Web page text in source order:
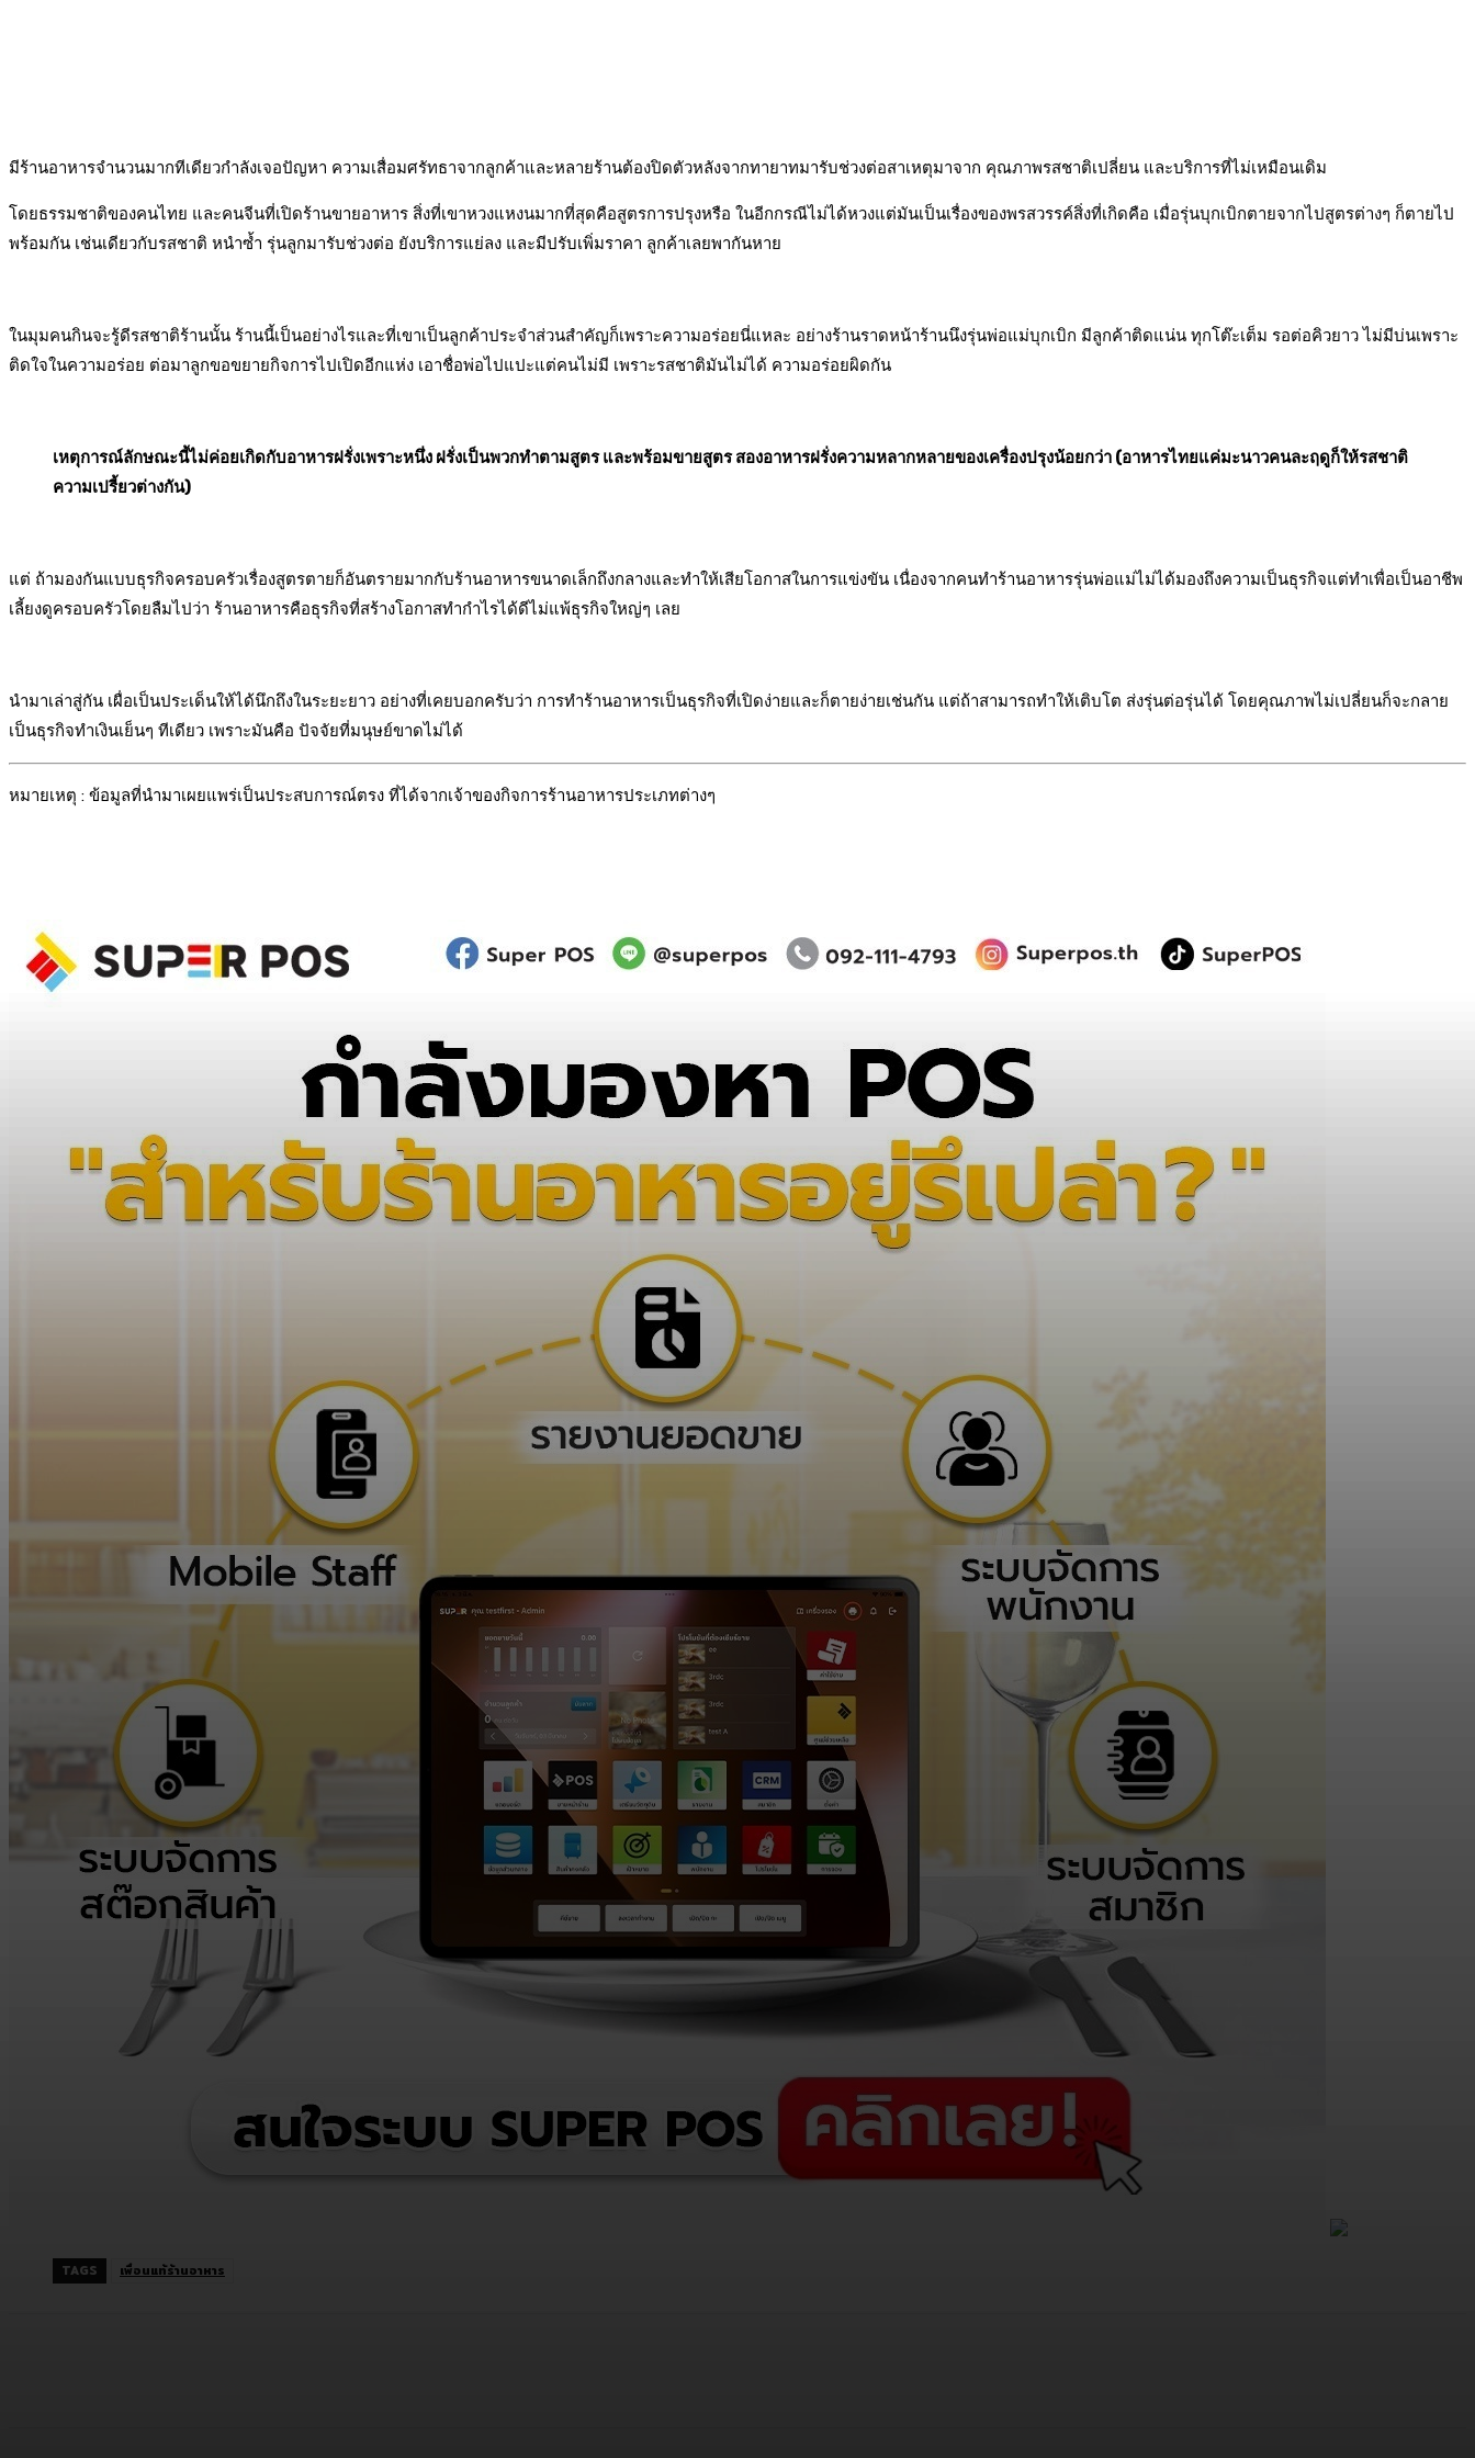
มีร้านอาหารจำนวนมากทีเดียวกำลังเจอปัญหา ความเสื่อมศรัทธาจากลูกค้าและหลายร้านต้องปิดตัวหลังจากทายาทมารับช่วงต่อสาเหตุมาจาก คุณภาพรสชาติเปลี่ยน และบริการที่ไม่เหมือนเดิม
โดยธรรมชาติของคนไทย และคนจีนที่เปิดร้านขายอาหาร สิ่งที่เขาหวงแหงนมากที่สุดคือสูตรการปรุงหรือ ในอีกกรณีไม่ได้หวงแต่มันเป็นเรื่องของพรสวรรค์สิ่งที่เกิดคือ เมื่อรุ่นบุกเบิกตายจากไปสูตรต่างๆ ก็ตายไป
พร้อมกัน เช่นเดียวกับรสชาติ หนำซ้ำ รุ่นลูกมารับช่วงต่อ ยังบริการแย่ลง และมีปรับเพิ่มราคา ลูกค้าเลยพากันหาย
ในมุมคนกินจะรู้ดีรสชาติร้านนั้น ร้านนี้เป็นอย่างไรและที่เขาเป็นลูกค้าประจำส่วนสำคัญก็เพราะความอร่อยนี่แหละ อย่างร้านราดหน้าร้านนึงรุ่นพ่อแม่บุกเบิก มีลูกค้าติดแน่น ทุกโต๊ะเต็ม รอต่อคิวยาว ไม่มีบ่นเพราะ
ติดใจในความอร่อย ต่อมาลูกขอขยายกิจการไปเปิดอีกแห่ง เอาชื่อพ่อไปแปะแต่คนไม่มี เพราะรสชาติมันไม่ได้ ความอร่อยผิดกัน
เหตุการณ์ลักษณะนี้ไม่ค่อยเกิดกับอาหารฝรั่งเพราะหนึ่ง ฝรั่งเป็นพวกทำตามสูตร และพร้อมขายสูตร สองอาหารฝรั่งความหลากหลายของเครื่องปรุงน้อยกว่า (อาหารไทยแค่มะนาวคนละฤดูก็ให้รสชาติ
ความเปรี้ยวต่างกัน)
แต่ ถ้ามองกันแบบธุรกิจครอบครัวเรื่องสูตรตายก็อันตรายมากกับร้านอาหารขนาดเล็กถึงกลางและทำให้เสียโอกาสในการแข่งขัน เนื่องจากคนทำร้านอาหารรุ่นพ่อแม่ไม่ได้มองถึงความเป็นธุรกิจแต่ทำเพื่อเป็นอาชีพ
เลี้ยงดูครอบครัวโดยลืมไปว่า ร้านอาหารคือธุรกิจที่สร้างโอกาสทำกำไรได้ดีไม่แพ้ธุรกิจใหญ่ๆ เลย
นำมาเล่าสู่กัน เผื่อเป็นประเด็นให้ได้นึกถึงในระยะยาว อย่างที่เคยบอกครับว่า การทำร้านอาหารเป็นธุรกิจที่เปิดง่ายและก็ตายง่ายเช่นกัน แต่ถ้าสามารถทำให้เติบโต ส่งรุ่นต่อรุ่นได้ โดยคุณภาพไม่เปลี่ยนก็จะกลาย
เป็นธุรกิจทำเงินเย็นๆ ทีเดียว เพราะมันคือ ปัจจัยที่มนุษย์ขาดไม่ได้
หมายเหตุ : ข้อมูลที่นำมาเผยแพร่เป็นประสบการณ์ตรง ที่ได้จากเจ้าของกิจการร้านอาหารประเภทต่างๆ
TAGS เพื่อนแท้ร้านอาหาร